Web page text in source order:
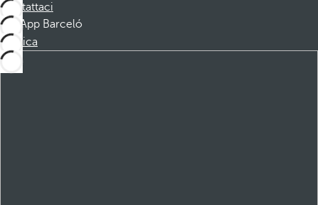
Contattaci
App Barceló
Scarica